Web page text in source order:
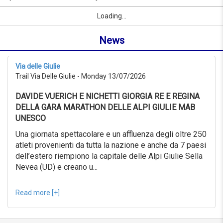
to
from
999KM
Advanced
search
Reset
from
09/07/2026
Advanced
search
Sport
City link
Loading...
News
Via delle Giulie
Trail Via Delle Giulie - Monday 13/07/2026
DAVIDE VUERICH E NICHETTI GIORGIA RE E REGINA
DELLA GARA MARATHON DELLE ALPI GIULIE MAB
UNESCO
Una giornata spettacolare e un affluenza degli oltre 250
atleti provenienti da tutta la nazione e anche da 7 paesi
dell’estero riempiono la capitale delle Alpi Giulie Sella
Nevea (UD) e creano u...
Read more [+]